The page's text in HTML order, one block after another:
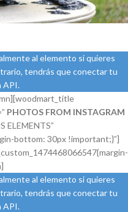
bottom: 60px !important;}”]
al elemento si quieres
tendrás que conectar tu
API.
PHOTOS FROM INSTAGRAM
ELEMENTS”
bottom: 30px !important;}”]
al elemento si quieres
tendrás que conectar tu
API.